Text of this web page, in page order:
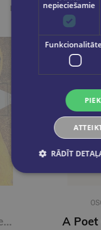
Ieskaties, varbūt noder
Erotic Poems : Selected Poems
nepieciešamie
RĀDĪT